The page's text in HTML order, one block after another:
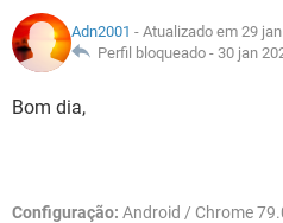
INSTAGRAM
GUIA DE COMPRAS
OUTLOOK
INSTAGRAM
GUIA DE COMPRAS
JOGOS
CELULAR
GLOSSÁRIO
JOGOS
CELULAR
Adn2001 - Atualizado em 29
Perfil bloqueado - 30 jan
Bom dia,
Configuração: Android / Chrome